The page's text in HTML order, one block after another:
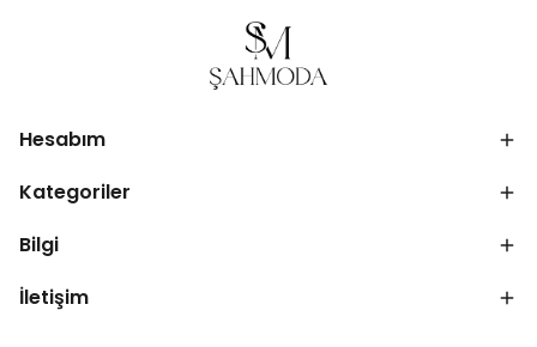
Hesabım
Kategoriler
Bilgi
İletişim